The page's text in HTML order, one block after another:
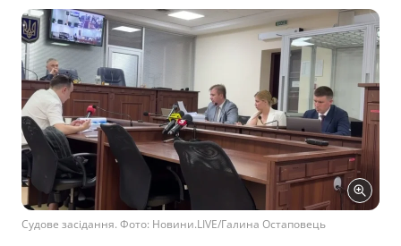
Судове засідання. Фото: Новини.LIVE/Галина Остаповець